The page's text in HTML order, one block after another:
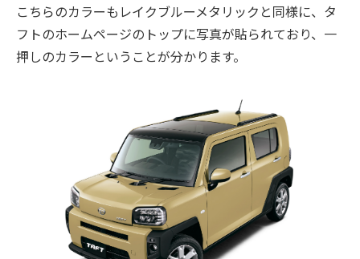
こちらのカラーもレイクブルーメタリックと同様に、タ
フトのホームページのトップに写真が貼られており、一
押しのカラーということが分かります。